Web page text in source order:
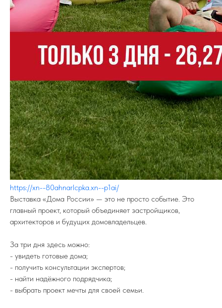
https://xn--80ahnarlcpka.xn--p1ai/
Выставка «Дома России» — это не просто событие. Это
главный проект, который объединяет застройщиков,
архитекторов и будущих домовладельцев.
За три дня здесь можно:
- увидеть готовые дома;
- получить консультации экспертов;
- найти надёжного подрядчика;
- выбрать проект мечты для своей семьи.
На канале вы найдете самую свежую
информацию о всех событиях связанных
ПОДПИСЫВАЙТЕСЬ НА TELEGRAM
ФЕДЕРАЦИИ ИЖС